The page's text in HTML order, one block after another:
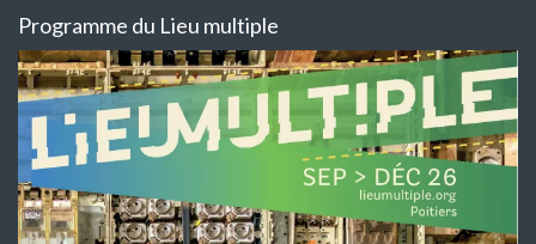
Programme du Lieu multiple